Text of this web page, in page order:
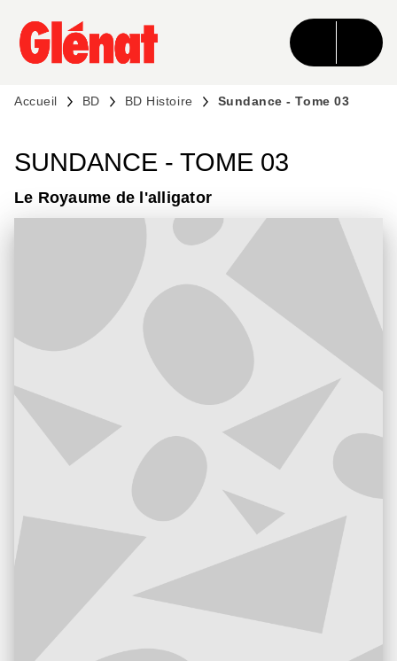
MENU RECHERCHE CONTENU
PIED DE PAGE
Accueil BD BD Histoire Sundance - Tome 03
SUNDANCE - TOME 03
Le Royaume de l'alligator